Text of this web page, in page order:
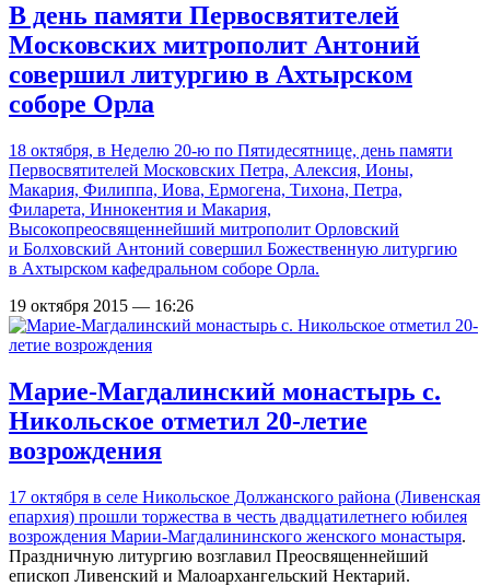
В день памяти Первосвятителей
Московских митрополит Антоний
совершил литургию в Ахтырском
соборе Орла
18 октября, в Неделю 20-ю по Пятидесятнице, день памяти
Первосвятителей Московских Петра, Алексия, Ионы,
Макария, Филиппа, Иова, Ермогена, Тихона, Петра,
Филарета, Иннокентия и Макария,
Высокопреосвященнейший митрополит Орловский
и Болховский Антоний совершил Божественную литургию
в Ахтырском кафедральном соборе Орла.
19 октября 2015 — 16:26
Марие-Магдалинский монастырь с.
Никольское отметил 20-летие
возрождения
17 октября в селе Никольское Должанского района (Ливенская
епархия) прошли торжества в честь двадцатилетнего юбилея
возрождения Марии-Магдалининского женского монастыря.
Праздничную литургию возглавил Преосвященнейший
епископ Ливенский и Малоархангельский Нектарий.